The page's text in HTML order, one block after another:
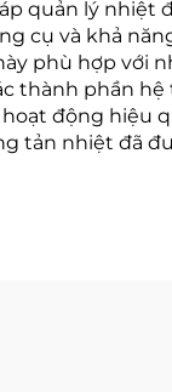
quản lý nhiệt
cụ và khả
phù hợp với
thành phần
động hiệu
tản nhiệt đã